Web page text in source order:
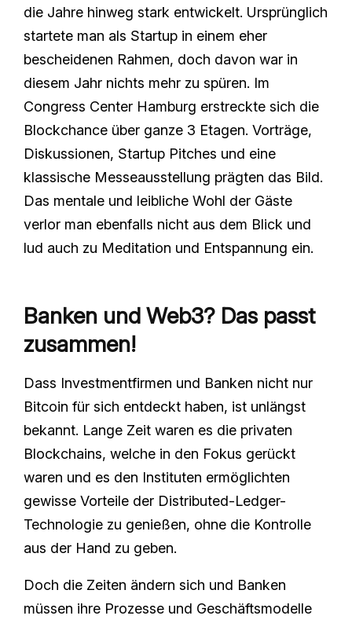
die Jahre hinweg stark entwickelt. Ursprünglich
startete man als Startup in einem eher
bescheidenen Rahmen, doch davon war in
diesem Jahr nichts mehr zu spüren. Im
Congress Center Hamburg erstreckte sich die
Blockchance über ganze 3 Etagen. Vorträge,
Diskussionen, Startup Pitches und eine
klassische Messeausstellung prägten das Bild.
Das mentale und leibliche Wohl der Gäste
verlor man ebenfalls nicht aus dem Blick und
lud auch zu Meditation und Entspannung ein.
Banken und Web3? Das passt
zusammen!
Dass Investmentfirmen und Banken nicht nur
Bitcoin für sich entdeckt haben, ist unlängst
bekannt. Lange Zeit waren es die privaten
Blockchains, welche in den Fokus gerückt
waren und es den Instituten ermöglichten
gewisse Vorteile der Distributed-Ledger-
Technologie zu genießen, ohne die Kontrolle
aus der Hand zu geben.
Doch die Zeiten ändern sich und Banken
müssen ihre Prozesse und Geschäftsmodelle